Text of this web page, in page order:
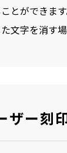
とができます
文字を消す
ザー刻